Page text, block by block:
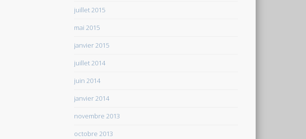
juillet 2015
mai 2015
janvier 2015
juillet 2014
juin 2014
janvier 2014
novembre 2013
octobre 2013